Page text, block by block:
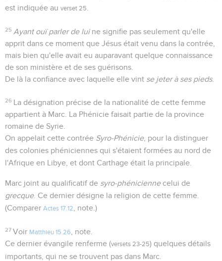
est indiquée au verset 25
25 Ayant ouï parler de luine signifie pas seulement qu'elle
apprit dans ce moment que Jésus était venu dans la contrée,
mais bien qu'elle avait eu auparavant quelque connaissance
de son ministère et de ses guérisons.
De là la confiance avec laquelle elle vint se jeter à ses pieds.
26 La désignation précise de la nationalité de cette femme
appartient à Marc. La Phénicie faisait partie de la province
romaine de Syrie.
On appelait cette contrée Syro-Phénicie, pour la distinguer
des colonies phéniciennes qui s'étaient formées au nord de
l'Afrique en Libye, et dont Carthage était la principale.
Marc joint au qualificatif de syro-phéniciennecelui de
grecque. Ce dernier désigne la religion de cette femme.
(Comparer Actes 17.12 , note.)
27 Voir Matthieu 15.26
, note.
Ce dernier évangile renferme (versets 23-25) quelques détails
importants, qui ne se trouvent pas dans Marc.